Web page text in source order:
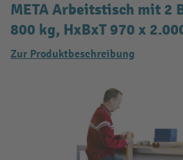
META Arbeitstisch mit 2
800 kg, HxBxT 970 x
Zur Produktbeschreibung